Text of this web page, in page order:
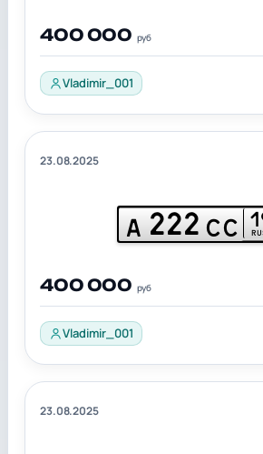
400 000 руб
Vladimir_001
23.08.2025
А 222 СС
400 000 руб
Vladimir_001
23.08.2025